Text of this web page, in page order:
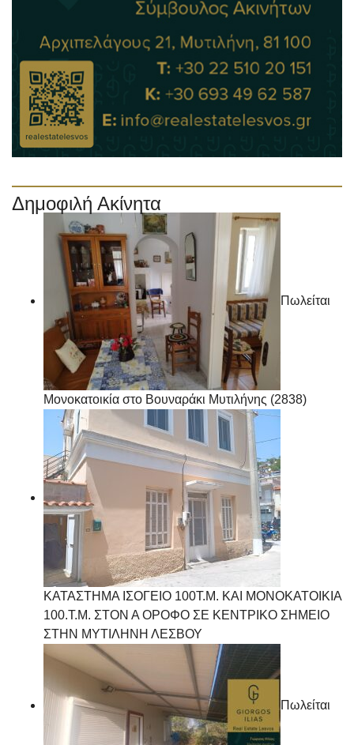
Δημοφιλή Ακίνητα
Πωλείται
Μονοκατοικία στο Βουναράκι Μυτιλήνης (2838)
ΚΑΤΑΣΤΗΜΑ ΙΣΟΓΕΙΟ 100Τ.Μ. ΚΑΙ ΜΟΝΟΚΑΤΟΙΚΙΑ
100.Τ.Μ. ΣΤΟΝ Α ΟΡΟΦΟ ΣΕ ΚΕΝΤΡΙΚΟ ΣΗΜΕΙΟ
ΣΤΗΝ ΜΥΤΙΛΗΝΗ ΛΕΣΒΟΥ
Πωλείται